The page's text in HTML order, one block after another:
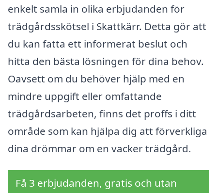
enkelt samla in olika erbjudanden för
trädgårdsskötsel i Skattkärr. Detta gör att
du kan fatta ett informerat beslut och
hitta den bästa lösningen för dina behov.
Oavsett om du behöver hjälp med en
mindre uppgift eller omfattande
trädgårdsarbeten, finns det proffs i ditt
område som kan hjälpa dig att förverkliga
dina drömmar om en vacker trädgård.
Få 3 erbjudanden, gratis och utan